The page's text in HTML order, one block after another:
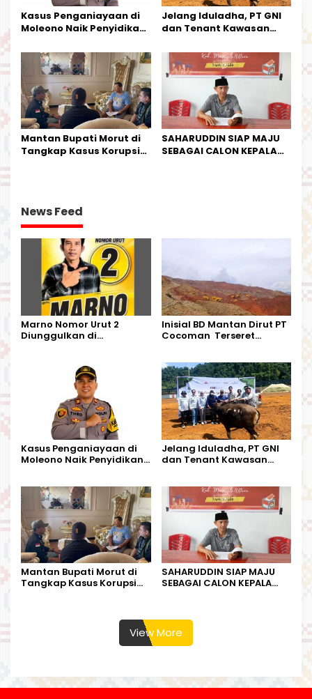
Kasus Penganiayaan di
Moleono Naik Penyidikan,
Kesempatan Terakhir
Jelang Iduladha, PT GNI
dan Tenant Kawasan
Kurban
Mantan Bupati Morut di
Tangkap Kasus Korupsi
SAHARUDDIN SIAP MAJU
SEBAGAI CALON KEPALA
News Feed
Marno Nomor Urut 2
Diunggulkan di
Harapan Warga
Inisial BD Mantan Dirut PT
Cocoman Terseret
Kalimantan Barat
Kasus Penganiayaan di
Moleono Naik Penyidikan,
Jelang Iduladha, PT GNI
dan Tenant Kawasan
Mantan Bupati Morut di
Tangkap Kasus Korupsi
SAHARUDDIN SIAP MAJU
SEBAGAI CALON KEPALA
View More